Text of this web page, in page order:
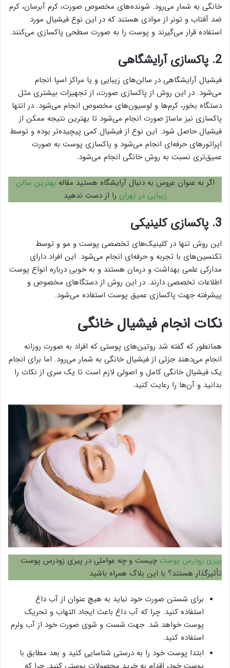
خانگی به شمار می‌رود. شونده‌های مخصوص صورت، کرم آبرسان، کرم
ضد آفتاب و تونر از موادی هستند که در این نوع فیشیال مورد
استفاده قرار می‌گیرند و پوست را به صورت سطحی پاکسازی می‌کنند.
2. پاکسازی آرایشگاهی
فیشیال آرایشگاهی در سالن‌های زیبایی و یا مراکز اسپا انجام
می‌شود. در این روش از پاکسازی صورت، از تجهیزات بیشتری مثل
دستگاه بخور، کرم‌ها و لوسیون‌های مخصوص انجام می‌شود. در انتها
پاکسازی نیز ماساژ صورت انجام می‌شود تا بهترین نتیجه ممکن از
فیشیال حاصل شود. این نوع از فیشیال کمی پیچیده‌تر بوده و توسط
اپراتور‌های حرفه‌ای انجام می‌شود و پاکسازی پوست به صورت
عمیق‌تری نسبت به روش خانگی انجام می‌شود.
اگر به عنوان عروس به دنبال آرایشگاه هستید مقاله بهترین سالن
زیبایی در تهران را از دست ندهید
3. پاکسازی کلینیکی
این روش تنها در کلینیک‌های تخصصی پوست و مو و توسط
تکنسین‌های با تجربه و حرفه‌ای انجام می‌شود. این افراد دارای
مدارکی علمی بهداشت و درمان هستند و به خوبی درباره انواع پوست
اطلاعات تخصصی دارند. در این روش از دستگاهای مخصوص و
پیشرفته جهت پاکسازی عمیق پوست استفاده می‌شود.
نکات انجام فیشیال خانگی
همانطور که گفته شد روتین‌های پوستی که افراد به صورت روزانه
انجام می‌دهند جزئی از فیشیال خانگی به شمار می‌رود. اما برای انجام
یک فیشیال خانگی کامل و اصولی لازم است تا یک سری از نکات را
بدانید و آن‌ها را رعایت کنید.
پیری زودرس پوستچیست و چه عواملی در پیری زودرس پوست
تأثیرگذار هستند؟ با این بلاگ همراه باشید
برای شستن صورت خود نباید به هیچ عنوان از آب داغ
استفاده کنید. چرا که آب داغ باعث ایجاد التهاب و تحریک
پوست خواهد شد. جهت شست و شوی صورت خود از آب ولرم
استفاده کنید.
ابتدا پوست خود را به درستی شناسایی کنید و بعد مطابق با